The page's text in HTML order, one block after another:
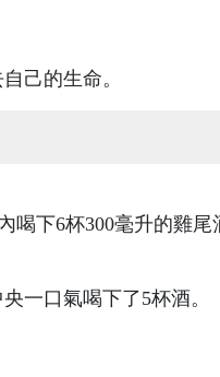
己的生命。
喝下6杯300毫升的雞尾
一口氣喝下了5杯酒。